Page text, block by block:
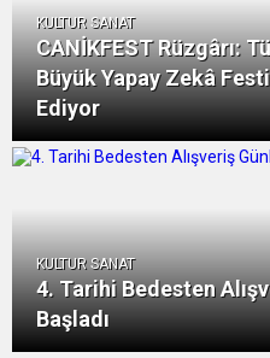
KULTUR SANAT
CANİKFEST Rüzgârı:
Büyük Yapay Zekâ
Ediyor
KULTUR SANAT
4. Tarihi Bedesten
Başladı